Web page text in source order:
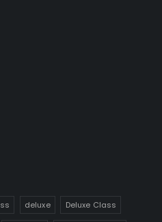
deluxe Deluxe Class